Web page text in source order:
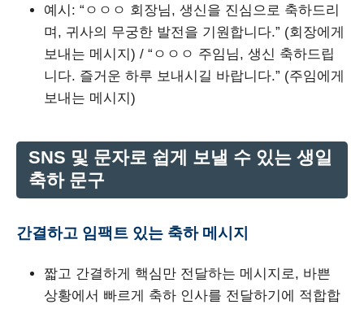
예시: “ㅇㅇㅇ 회장님, 생신을 진심으로 축하드리
며, 귀사의 무궁한 발전을 기원합니다.” (회장에게
보내는 메시지) / “ㅇㅇㅇ 주임님, 생신 축하드립
니다. 즐거운 하루 보내시길 바랍니다.” (주임에게
보내는 메시지)
SNS 및 문자로 쉽게 보낼 수 있는 생일
축하 문구
간결하고 임팩트 있는 축하 메시지
짧고 간결하게 핵심만 전달하는 메시지로, 바쁜
상황에서 빠르게 축하 인사를 전달하기에 적합합